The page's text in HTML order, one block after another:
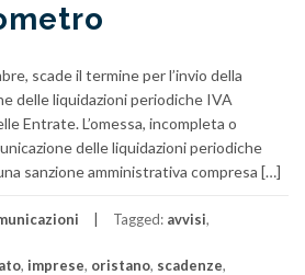
scade il termine per l’invio della
delle liquidazioni periodiche IVA
Entrate. L’omessa, incompleta o
delle liquidazioni periodiche
sanzione amministrativa compresa […]
Tagged: avvisi,
, imprese, oristano, scadenze,